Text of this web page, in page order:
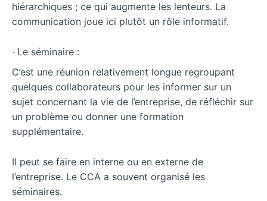
hiérarchiques ; ce qui augmente les lenteurs. La
communication joue ici plutôt un rôle informatif.
∙ Le séminaire :
C’est une réunion relativement longue regroupant
quelques collaborateurs pour les informer sur un
sujet concernant la vie de l’entreprise, de réfléchir sur
un problème ou donner une formation
supplémentaire.
Il peut se faire en interne ou en externe de
l’entreprise. Le CCA a souvent organisé les
séminaires.